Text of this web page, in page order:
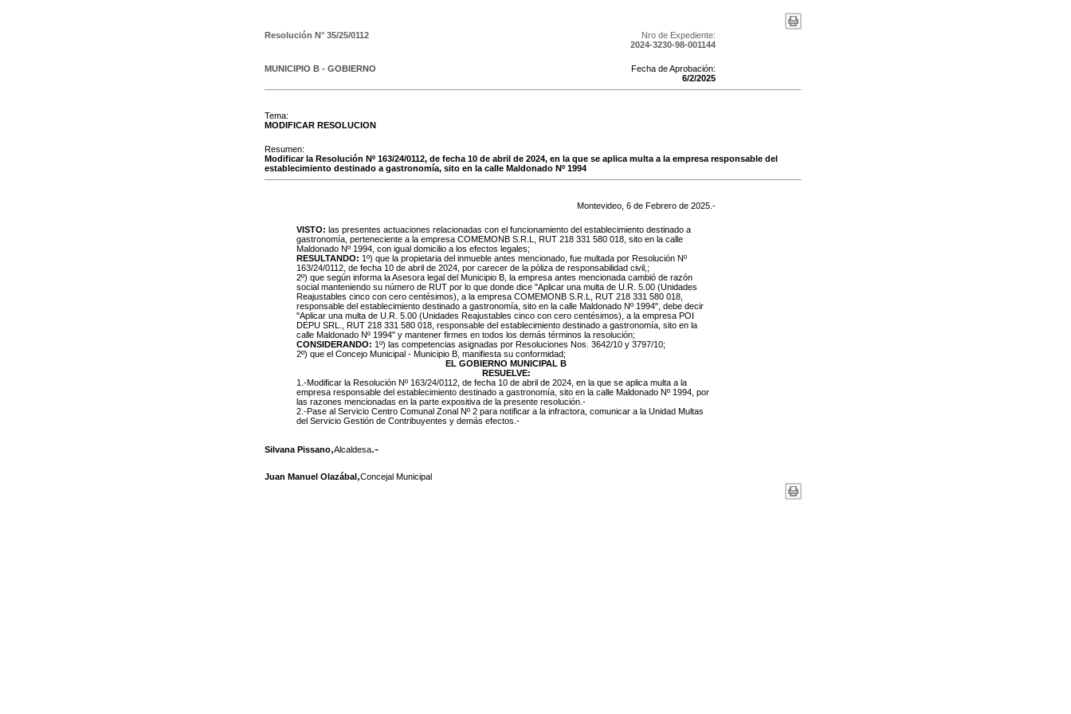
Resolución N° 35/25/0112
Nro de Expediente:
2024-3230-98-001144
MUNICIPIO B - GOBIERNO
Fecha de Aprobación:
6/2/2025
Tema:
MODIFICAR RESOLUCION
Resumen:
Modificar la Resolución Nº 163/24/0112, de fecha 10 de abril de 2024, en la que se aplica multa a la empresa responsable del
establecimiento destinado a gastronomía, sito en la calle Maldonado Nº 1994
Montevideo, 6 de Febrero de 2025 .-
VISTO: las presentes actuaciones relacionadas con el funcionamiento del establecimiento destinado a
gastronomía, perteneciente a la empresa COMEMONB S.R.L, RUT 218 331 580 018, sito en la calle
Maldonado Nº 1994, con igual domicilio a los efectos legales;
RESULTANDO: 1º) que la propietaria del inmueble antes mencionado, fue multada por Resolución Nº
163/24/0112, de fecha 10 de abril de 2024, por carecer de la póliza de responsabilidad civil,;
2º) que según informa la Asesora legal del Municipio B, la empresa antes mencionada cambió de razón
social manteniendo su número de RUT por lo que donde dice "Aplicar una multa de U.R. 5.00 (Unidades
Reajustables cinco con cero centésimos), a la empresa COMEMONB S.R.L, RUT 218 331 580 018,
responsable del establecimiento destinado a gastronomía, sito en la calle Maldonado Nº 1994", debe decir
"Aplicar una multa de U.R. 5.00 (Unidades Reajustables cinco con cero centésimos), a la empresa POI
DEPU SRL., RUT 218 331 580 018, responsable del establecimiento destinado a gastronomía, sito en la
calle Maldonado Nº 1994" y mantener firmes en todos los demás términos la resolución;
CONSIDERANDO: 1º) las competencias asignadas por Resoluciones Nos. 3642/10 y 3797/10;
2º) que el Concejo Municipal - Municipio B, manifiesta su conformidad;
EL GOBIERNO MUNICIPAL B
RESUELVE:
1.-Modificar la Resolución Nº 163/24/0112, de fecha 10 de abril de 2024, en la que se aplica multa a la
empresa responsable del establecimiento destinado a gastronomía, sito en la calle Maldonado Nº 1994, por
las razones mencionadas en la parte expositiva de la presente resolución.-
2.-Pase al Servicio Centro Comunal Zonal Nº 2 para notificar a la infractora, comunicar a la Unidad Multas
del Servicio Gestión de Contribuyentes y demás efectos.-
Silvana Pissano,Alcaldesa.-
Juan Manuel Olazábal,Concejal Municipal